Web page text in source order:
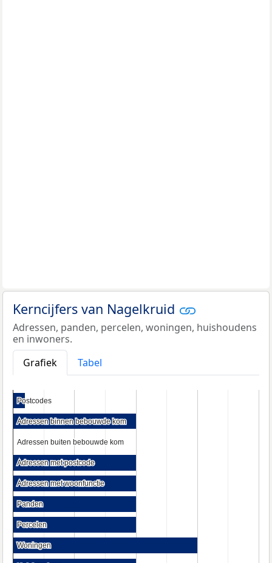
Kerncijfers van Nagelkruid
Adressen, panden, percelen, woningen, huishoudens
en inwoners.
Grafiek
Tabel
Postcodes
Postcodes
Adressen binnen bebouwde kom
Adressen binnen bebouwde kom
Adressen buiten bebouwde kom
Adressen buiten bebouwde kom
Adressen met postcode
Adressen met postcode
Adressen met woonfunctie
Adressen met woonfunctie
Panden
Panden
Percelen
Percelen
Woningen
Woningen